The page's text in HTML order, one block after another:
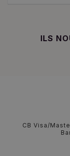
ILS
CB Visa/